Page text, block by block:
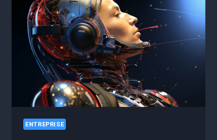
TOUT
CE
QUE
VOUS
DEVEZ
SAVOIR
ENTREPRISE